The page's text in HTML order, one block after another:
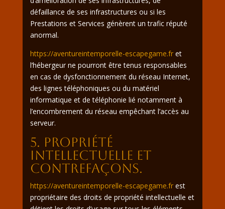
défaillance de ses infrastructures ou si les
Prestations et Services génèrent un trafic réputé
anormal.
https://aventureintemporelle-escapegame.fret
l’hébergeur ne pourront être tenus responsables
en cas de dysfonctionnement du réseau Internet,
des lignes téléphoniques ou du matériel
informatique et de téléphonie lié notamment à
l’encombrement du réseau empêchant l’accès au
serveur.
5. Propriété
intellectuelle et
contrefaçons.
https://aventureintemporelle-escapegame.frest
propriétaire des droits de propriété intellectuelle et